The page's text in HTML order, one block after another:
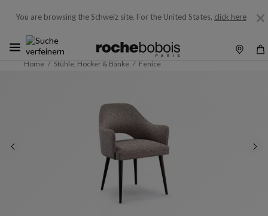
You are browsing the Schweiz site. For the United States, click here
Home Stühle, Hocker & Bänke Fenice